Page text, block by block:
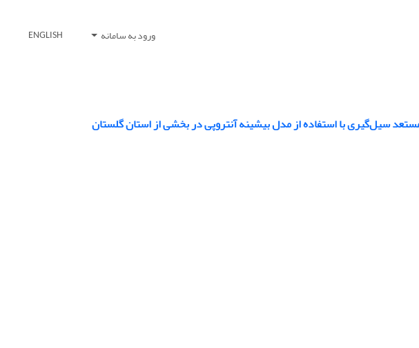
ورود به سامانه ENGLISH
سیل‌گیری با استفاده از مدل بیشینه آنتروپی در بخشی از استان گلستان